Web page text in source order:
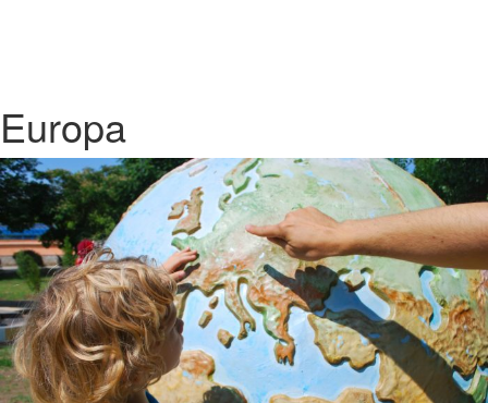
Europa